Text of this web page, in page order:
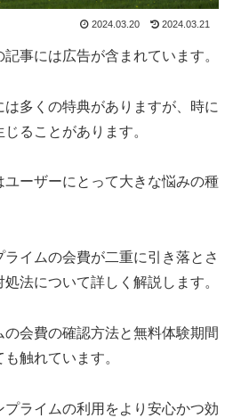
2024.03.20 2024.03.21
記事には広告が含まれています。
多くの特典がありますが、時に
ることがあります。
ーザーにとって大きな悩みの種
イムの会費が二重に引き落とさ
法について詳しく解説します。
の会費の確認方法と無料体験期間
触れています。
ライムの利用をより安心かつ効